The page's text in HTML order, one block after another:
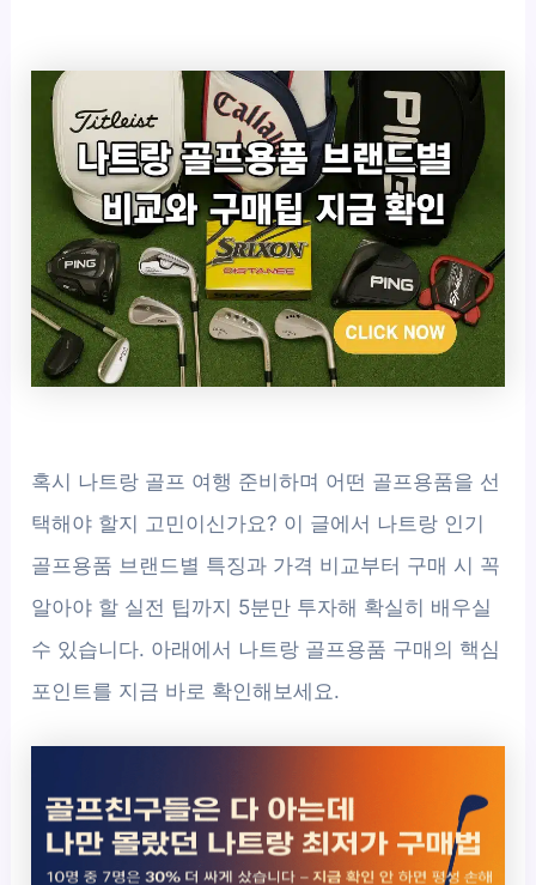
혹시 나트랑 골프 여행 준비하며 어떤 골프용품을 선
택해야 할지 고민이신가요? 이 글에서 나트랑 인기
골프용품 브랜드별 특징과 가격 비교부터 구매 시 꼭
알아야 할 실전 팁까지 5분만 투자해 확실히 배우실
수 있습니다. 아래에서 나트랑 골프용품 구매의 핵심
포인트를 지금 바로 확인해보세요.